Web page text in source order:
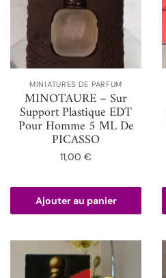
MINIATURES DE PARFUM
MINOTAURE – Sur
Support Plastique EDT
Pour Homme 5 ML De
PICASSO
11,00€
Ajouter au panier